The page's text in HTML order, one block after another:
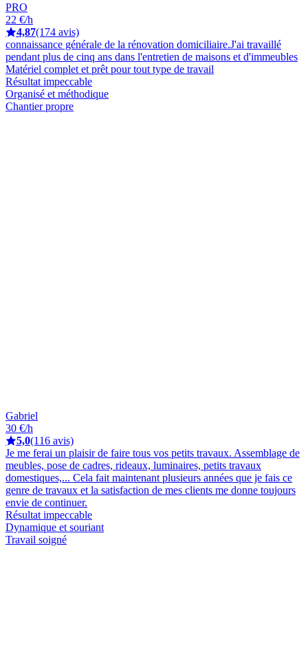
PRO
22 €/h
4,87(174 avis)
connaissance générale de la rénovation domiciliaire.J'ai travaillé
pendant plus de cinq ans dans l'entretien de maisons et d'immeubles
Matériel complet et prêt pour tout type de travail
Résultat impeccable
Organisé et méthodique
Chantier propre
Gabriel
30 €/h
5,0(116 avis)
Je me ferai un plaisir de faire tous vos petits travaux. Assemblage de
meubles, pose de cadres, rideaux, luminaires, petits travaux
domestiques,... Cela fait maintenant plusieurs années que je fais ce
genre de travaux et la satisfaction de mes clients me donne toujours
envie de continuer.
Résultat impeccable
Dynamique et souriant
Travail soigné